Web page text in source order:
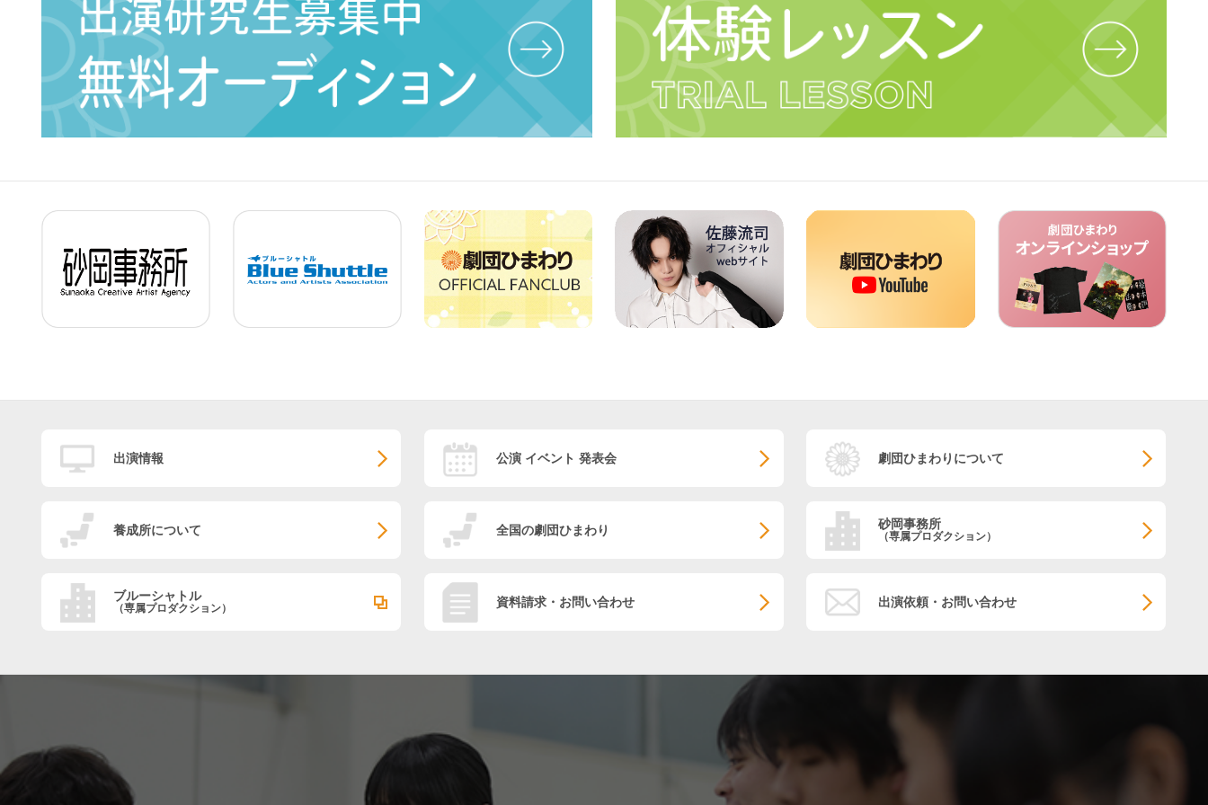
出演情報 公演 イベント 発表会 劇団ひまわりについて
養成所について 全国の劇団ひまわり 砂岡事務所
（専属プロダクション）
ブルーシャトル
（専属プロダクション） 資料請求・お問い合わせ 出演依頼・お問い合わせ